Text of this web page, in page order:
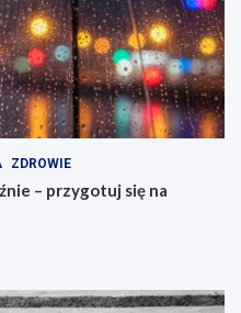
ZDROWIE
– przygotuj się na